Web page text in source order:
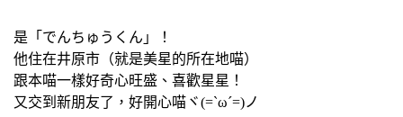
是「でんちゅうくん」！
他住在井原市（就是美星的所在地喵）
跟本喵一樣好奇心旺盛、喜歡星星！
又交到新朋友了，好開心喵ヾ(=`ω´=)ノ